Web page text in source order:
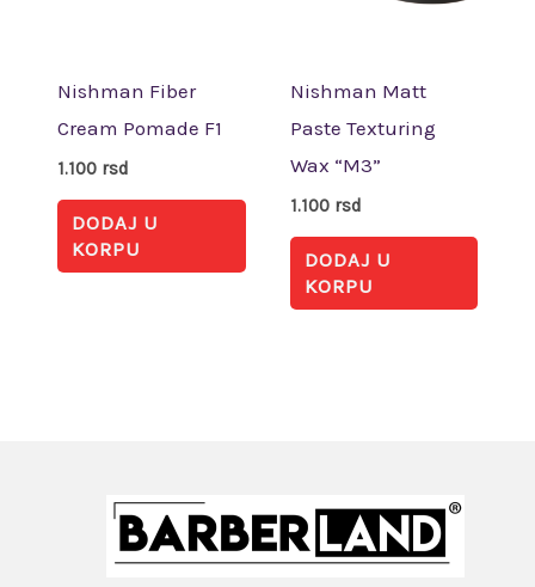
Nishman Fiber
Cream Pomade F1
1.100 rsd
DODAJ U
KORPU
Nishman Matt
Paste Texturing
Wax “M3”
1.100 rsd
DODAJ U
KORPU